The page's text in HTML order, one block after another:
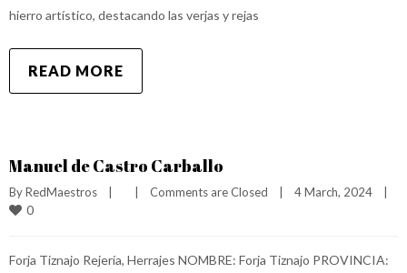
hierro artístico, destacando las verjas y rejas
READ MORE
Manuel de Castro Carballo
By RedMaestros Comments are Closed 4 March, 2024
0
Forja Tiznajo Rejería, Herrajes NOMBRE: Forja Tiznajo PROVINCIA: